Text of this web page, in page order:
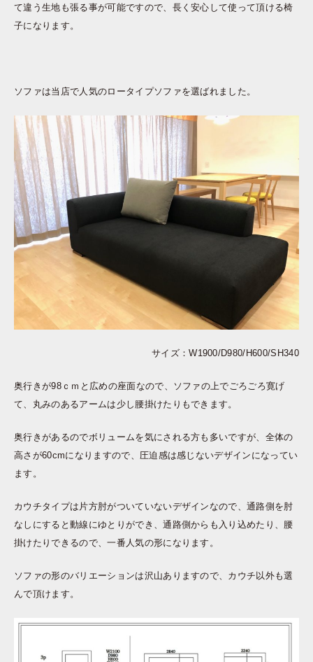
て違う生地も張る事が可能ですので、長く安心して使って頂ける椅
子になります。
ソファは当店で人気のロータイプソファを選ばれました。
サイズ：W1900/D980/H600/SH340
奥行きが98ｃｍと広めの座面なので、ソファの上でごろごろ寛げ
て、丸みのあるアームは少し腰掛けたりもできます。
奥行きがあるのでボリュームを気にされる方も多いですが、全体の
高さが60cmになりますので、圧迫感は感じないデザインになってい
ます。
カウチタイプは片方肘がついていないデザインなので、通路側を肘
なしにすると動線にゆとりができ、通路側からも入り込めたり、腰
掛けたりできるので、一番人気の形になります。
ソファの形のバリエーションは沢山ありますので、カウチ以外も選
んで頂けます。